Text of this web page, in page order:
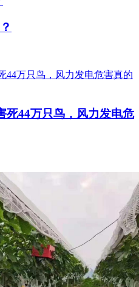
死44万只鸟，风力发电危